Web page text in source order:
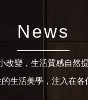
News
改變，生活質感自然提
生活美學，注入在各